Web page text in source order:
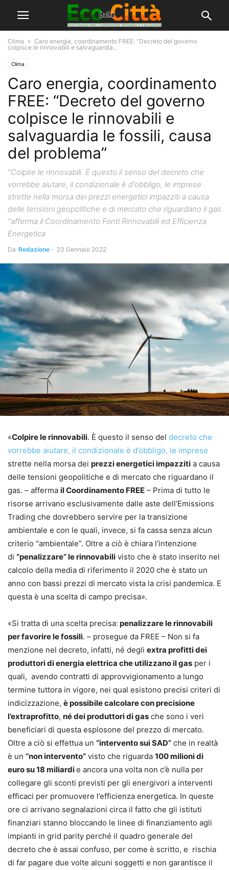
Clima
Caro energia, coordinamento FREE: “Decreto del governo
colpisce le rinnovabili e salvaguardia...
Clima
Caro energia, coordinamento
FREE: “Decreto del governo
colpisce le rinnovabili e
salvaguardia le fossili, causa
del problema”
"Colpire le rinnovabili. È questo il senso del decreto che
vorrebbe aiutare, il condizionale è d'obbligo, le imprese
strette nella morsa dei prezzi energetici impazziti a causa
delle tensioni geopolitiche e di mercato che riguardano il gas
"afferma il Coordinamento Fonti Rinnovabili ed Efficienza
Energetica
Da Redazione - 23 Gennaio 2022
«Colpire le rinnovabili. È questo il senso del decreto che
vorrebbe aiutare, il condizionale è d’obbligo, le imprese
strette nella morsa dei prezzi energetici impazziti a causa
delle tensioni geopolitiche e di mercato che riguardano il
gas. – afferma il Coordinamento FREE – Prima di tutto le
risorse arrivano esclusivamente dalle aste dell’Emissions
Trading che dovrebbero servire per la transizione
ambientale e con le quali, invece, si fa cassa senza alcun
criterio “ambientale”. Oltre a ciò è chiara l’intenzione
di “penalizzare” le rinnovabili visto che è stato inserito nel
calcolo della media di riferimento il 2020 che è stato un
anno con bassi prezzi di mercato vista la crisi pandemica. E
questa è una scelta di campo precisa».
«Si tratta di una scelta precisa: penalizzare le rinnovabili
per favorire le fossili. – prosegue da FREE – Non si fa
menzione nel decreto, infatti, né degli extra profitti dei
produttori di energia elettrica che utilizzano il gas per i
quali, avendo contratti di approvvigionamento a lungo
termine tuttora in vigore, nei qual esistono precisi criteri di
indicizzazione, è possibile calcolare con precisione
l’extraprofitto, né dei produttori di gas che sono i veri
beneficiari di questa esplosone del prezzo di mercato.
Oltre a ciò si effettua un “intervento sui SAD” che in realtà
è un “non intervento” visto che riguarda 100 milioni di
euro su 18 miliardie ancora una volta non c’è nulla per
collegare gli sconti previsti per gli energivori a interventi
efficaci per promuovere l’efficienza energetica. In queste
ore ci arrivano segnalazioni circa il fatto che gli istituti
finanziari stanno bloccando le linee di finanziamento agli
impianti in grid parity perché il quadro generale del
decreto che è assai confuso, per come è scritto, e rischia
di far pagare due volte alcuni soggetti e non garantisce il